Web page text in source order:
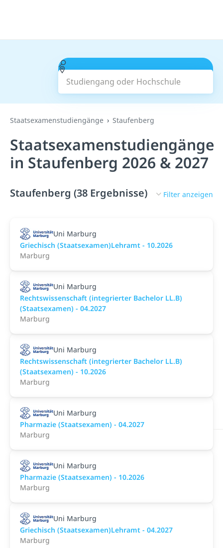
Studiengang oder Hochschule
Suchen
Staatsexamenstudiengänge Staufenberg
Staatsexamenstudiengänge
in Staufenberg 2026 & 2027
Staufenberg (38 Ergebnisse) Filter anzeigen
Uni Marburg
Griechisch (Staatsexamen)Lehramt - 10.2026
Marburg
Uni Marburg
Rechtswissenschaft (integrierter Bachelor LL.B)
(Staatsexamen) - 04.2027
Marburg
Uni Marburg
Rechtswissenschaft (integrierter Bachelor LL.B)
(Staatsexamen) - 10.2026
Marburg
Uni Marburg
Pharmazie (Staatsexamen) - 04.2027
Marburg
Uni Marburg
Pharmazie (Staatsexamen) - 10.2026
Marburg
Uni Marburg
Griechisch (Staatsexamen)Lehramt - 04.2027
Marburg